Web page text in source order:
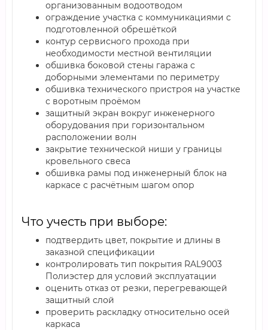
организованным водоотводом
ограждение участка с коммуникациями с
подготовленной обрешёткой
контур сервисного прохода при
необходимости местной вентиляции
обшивка боковой стены гаража с
доборными элементами по периметру
обшивка технического пристроя на участке
с воротным проёмом
защитный экран вокруг инженерного
оборудования при горизонтальном
расположении волн
закрытие технической ниши у границы
кровельного свеса
обшивка рамы под инженерный блок на
каркасе с расчётным шагом опор
Что учесть при выборе:
подтвердить цвет, покрытие и длины в
заказной спецификации
контролировать тип покрытия RAL9003
Полиэстер для условий эксплуатации
оценить отказ от резки, перегревающей
защитный слой
проверить раскладку относительно осей
каркаса